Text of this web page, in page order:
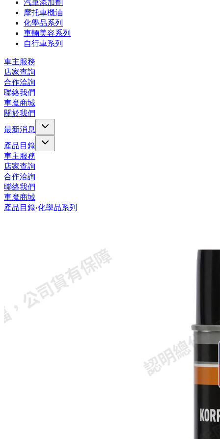
汽車添加劑
摩托車機油
化學品系列
車輛美容系列
自行車系列
車主服務
店家查詢
合作洽詢
聯絡我們
車魔商城
關於我們
最新消息
產品目錄
車主服務
店家查詢
合作洽詢
聯絡我們
車魔商城
產品目錄›化學品系列